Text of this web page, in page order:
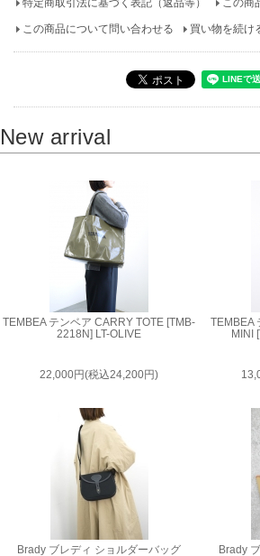
この商品について問い合わせる 買い物を続け
New arrival
TEMBEA テンベア CARRY TOTE [TMB-
2218N] LT-OLIVE
22,000円(税込24,200円)
TEMBEA
MINI
Brady ブレディ ショルダーバッグ
Brady